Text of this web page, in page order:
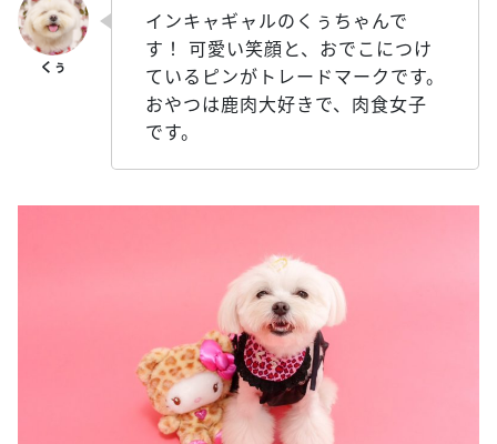
インキャギャルのくぅちゃんで
す！ 可愛い笑顔と、おでこにつけ
ているピンがトレードマークです。
おやつは鹿肉大好きで、肉食女子
です。